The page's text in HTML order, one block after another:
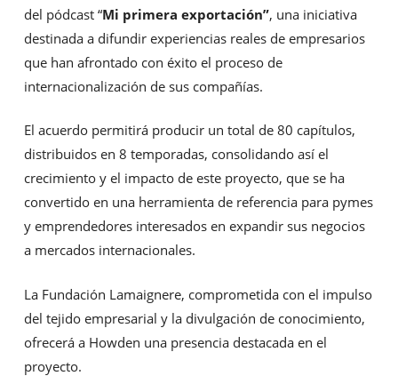
del pódcast “Mi primera exportación”, una iniciativa
destinada a difundir experiencias reales de empresarios
que han afrontado con éxito el proceso de
internacionalización de sus compañías.
El acuerdo permitirá producir un total de 80 capítulos,
distribuidos en 8 temporadas, consolidando así el
crecimiento y el impacto de este proyecto, que se ha
convertido en una herramienta de referencia para pymes
y emprendedores interesados en expandir sus negocios
a mercados internacionales.
La Fundación Lamaignere, comprometida con el impulso
del tejido empresarial y la divulgación de conocimiento,
ofrecerá a Howden una presencia destacada en el
proyecto.